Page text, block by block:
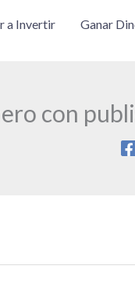
a Invertir Ganar
con